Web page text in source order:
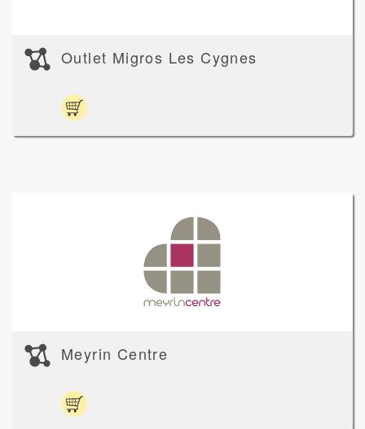
Outlet Migros Les Cygnes
Meyrin Centre